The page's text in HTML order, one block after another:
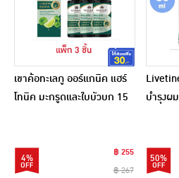
เขาค้อทะเลภู ออร์แกนิค แฮร์
โทนิค มะกรูดและใบบัวบก 15
4%
฿ 255
฿ 267
บำรุงผ
50%